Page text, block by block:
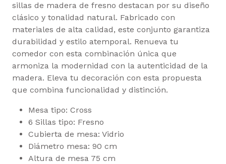
sillas de madera de fresno destacan por su diseño
clásico y tonalidad natural. Fabricado con
materiales de alta calidad, este conjunto garantiza
durabilidad y estilo atemporal. Renueva tu
comedor con esta combinación única que
armoniza la modernidad con la autenticidad de la
madera. Eleva tu decoración con esta propuesta
que combina funcionalidad y distinción.
Mesa tipo: Cross
6 Sillas tipo: Fresno
Cubierta de mesa: Vidrio
Diámetro mesa: 90 cm
Altura de mesa 75 cm